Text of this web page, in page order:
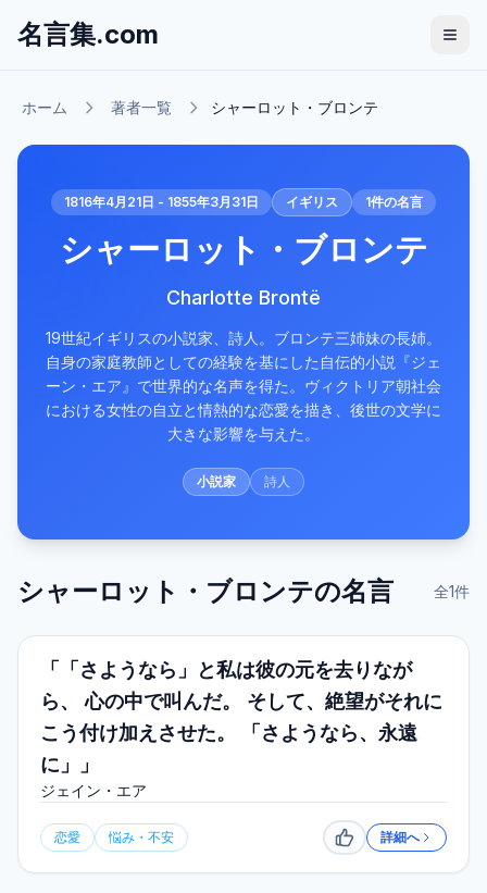
名言集.com
ホーム 著者一覧 シャーロット・ブロンテ
1816年4月21日 - 1855年3月31日 イギリス 1件の名言
シャーロット・ブロンテ
Charlotte Brontë
19世紀イギリスの小説家、詩人。ブロンテ三姉妹の長姉。
自身の家庭教師としての経験を基にした自伝的小説『ジェ
ーン・エア』で世界的な名声を得た。ヴィクトリア朝社会
における女性の自立と情熱的な恋愛を描き、後世の文学に
大きな影響を与えた。
小説家 詩人
シャーロット・ブロンテの名言 全1件
「「さようなら」と私は彼の元を去りなが
ら、 心の中で叫んだ。 そして、絶望がそれに
こう付け加えさせた。 「さようなら、永遠
に」」
ジェイン・エア
恋愛 悩み・不安 いいね詳細へ